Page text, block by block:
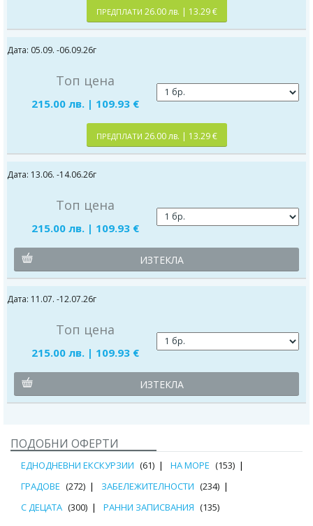
ПРЕДПЛАТИ 26.00 лв. | 13.29 €
Дата: 05.09. -06.09.26г
Топ цена
215.00 лв. | 109.93 €
ПРЕДПЛАТИ 26.00 лв. | 13.29 €
Дата: 13.06. -14.06.26г
Топ цена
215.00 лв. | 109.93 €
ИЗТЕКЛА
Дата: 11.07. -12.07.26г
Топ цена
215.00 лв. | 109.93 €
ИЗТЕКЛА
ПОДОБНИ ОФЕРТИ
ЕДНОДНЕВНИ ЕКСКУРЗИИ (61) НА МОРЕ (153)
ГРАДОВЕ (272) ЗАБЕЛЕЖИТЕЛНОСТИ (234)
С ДЕЦАТА (300) РАННИ ЗАПИСВАНИЯ (135)